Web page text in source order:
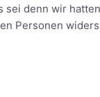
sei denn wir
Personen